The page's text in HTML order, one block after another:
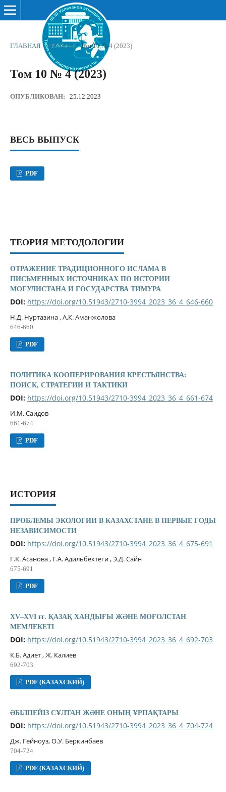
ГЛАВНАЯ / АРХИВЫ / Том 10 № 4 (2023)
Том 10 № 4 (2023)
ОПУБЛИКОВАН: 25.12.2023
ВЕСЬ ВЫПУСК
PDF
ТЕОРИЯ МЕТОДОЛОГИИ
ОТРАЖЕНИЕ ТРАДИЦИОННОГО ИСЛАМА В
ПИСЬМЕННЫХ ИСТОЧНИКАХ ПО ИСТОРИИ
МОГУЛИСТАНА И ГОСУДАРСТВА ТИМУРА
DOI: https://doi.org/10.51943/2710-3994_2023_36_4_646-660
Н.Д. Нуртазина , А.К. Аманжолова
646-660
PDF
ПОЛИТИКА КООПЕРИРОВАНИЯ КРЕСТЬЯНСТВА:
ПОИСК, СТРАТЕГИИ И ТАКТИКИ
DOI: https://doi.org/10.51943/2710-3994_2023_36_4_661-674
И.М. Саидов
661-674
PDF
ИСТОРИЯ
ПРОБЛЕМЫ ЭКОЛОГИИ В КАЗАХСТАНЕ В ПЕРВЫЕ ГОДЫ
НЕЗАВИСИМОСТИ
DOI: https://doi.org/10.51943/2710-3994_2023_36_4_675-691
Г.К. Асанова , Г.А. Адильбектеги , Э.Д. Сайн
675-691
PDF
XV–XVI ғғ. ҚАЗАҚ ХАНДЫҒЫ ЖӘНЕ МОҒОЛСТАН
МЕМЛЕКЕТІ
DOI: https://doi.org/10.51943/2710-3994_2023_36_4_692-703
К.Б. Адиет , Ж. Калиев
692-703
PDF (КАЗАХСКИЙ)
ӘБІЛПЕЙІЗ СҰЛТАН ЖӘНЕ ОНЫҢ ҰРПАҚТАРЫ
DOI: https://doi.org/10.51943/2710-3994_2023_36_4_704-724
Дж. Гейноуз, О.У. Беркинбаев
704-724
PDF (КАЗАХСКИЙ)